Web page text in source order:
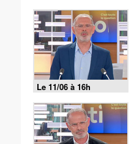
Le 11/06 à 16h